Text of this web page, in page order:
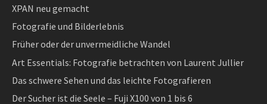
XPAN neu gemacht
Fotografie und Bilderlebnis
Früher oder der unvermeidliche Wandel
Art Essentials: Fotografie betrachten von Laurent Jullier
Das schwere Sehen und das leichte Fotografieren
Der Sucher ist die Seele – Fuji X100 von 1 bis 6